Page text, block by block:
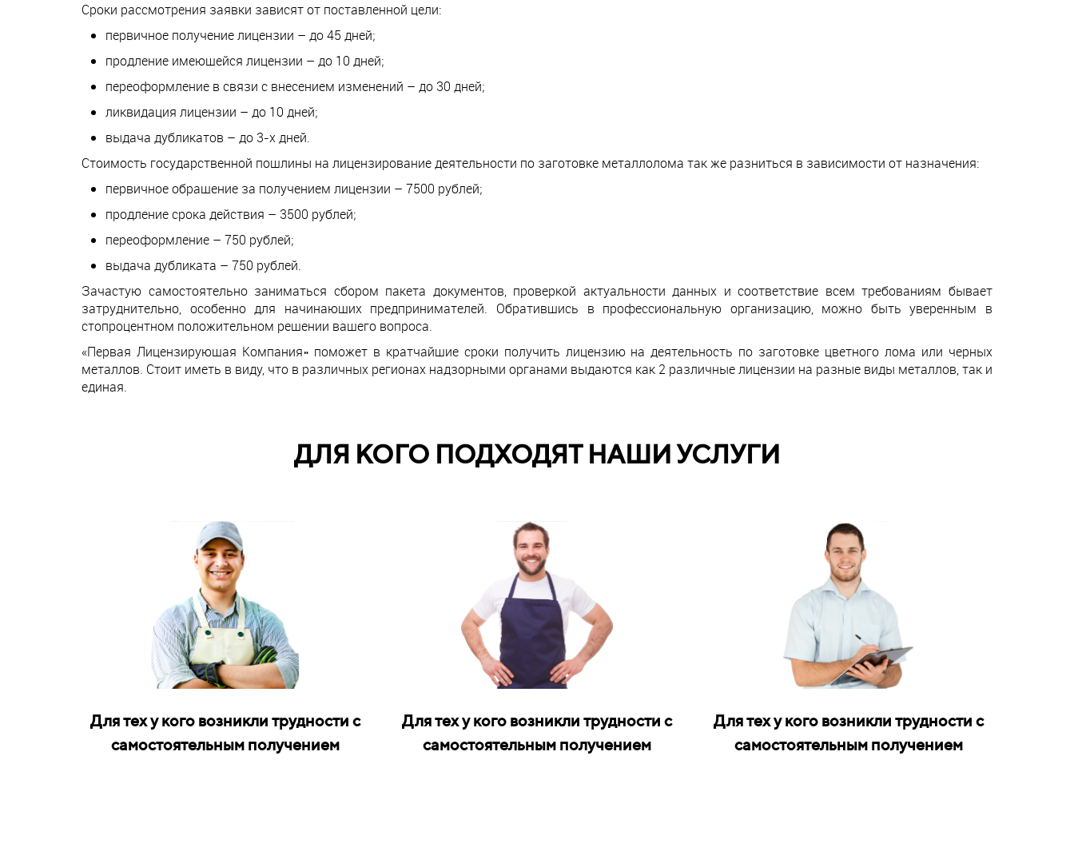
Сроки рассмотрения заявки зависят от поставленной цели:
первичное получение лицензии – до 45 дней;
продление имеющейся лицензии – до 10 дней;
переоформление в связи с внесением изменений – до 30 дней;
ликвидация лицензии – до 10 дней;
выдача дубликатов – до 3-х дней.
Стоимость государственной пошлины на лицензирование деятельности по заготовке металлолома так же разниться в зависимости от назначения:
первичное обращение за получением лицензии – 7500 рублей;
продление срока действия – 3500 рублей;
переоформление – 750 рублей;
выдача дубликата – 750 рублей.
Зачастую самостоятельно заниматься сбором пакета документов, проверкой актуальности данных и соответствие всем требованиям бывает
затруднительно, особенно для начинающих предпринимателей. Обратившись в профессиональную организацию, можно быть уверенным в
стопроцентном положительном решении вашего вопроса.
«Первая Лицензирующая Компания» поможет в кратчайшие сроки получить лицензию на деятельность по заготовке цветного лома или черных
металлов. Стоит иметь в виду, что в различных регионах надзорными органами выдаются как 2 различные лицензии на разные виды металлов, так и
единая.
ДЛЯ КОГО ПОДХОДЯТ НАШИ УСЛУГИ
Для тех у кого возникли трудности с
самостоятельным получением
Для тех у кого возникли трудности с
самостоятельным получением
Для тех у кого возникли трудности с
самостоятельным получением